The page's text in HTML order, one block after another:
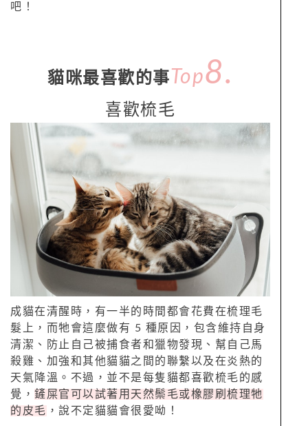
吧！
貓咪最喜歡的事 Top8.
喜歡梳毛
成貓在清醒時，有一半的時間都會花費在梳理毛
髮上，而牠會這麼做有 5 種原因，包含維持自身
清潔、防止自己被捕食者和獵物發現、幫自己馬
殺雞、加強和其他貓貓之間的聯繫以及在炎熱的
天氣降溫。不過，並不是每隻貓都喜歡梳毛的感
覺， 鏟屎官可以試著用天然鬃毛或橡膠刷梳理牠
的皮毛 ，說不定貓貓會很愛呦！